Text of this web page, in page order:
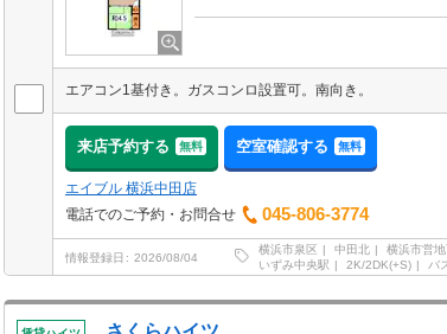
エアコン1基付き。ガスコンロ設置可。南向き。
来店予約する 無料 空室確認する 無料
エイブル 横浜中田店
電話でのご予約・お問合せ
045-806-3774
情報登録日 2026/08/04
横浜市泉区 中田北 横浜市営
いずみ中央駅
2K/2DK(+S) バ